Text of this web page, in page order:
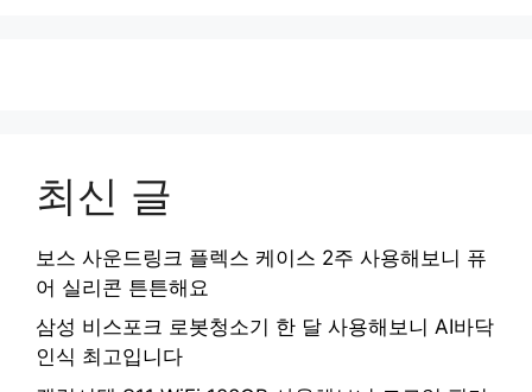
최신 글
보스 사운드링크 플렉스 케이스 2주 사용해보니 퓨
어 실리콘 튼튼해요
삼성 비스포크 로봇청소기 한 달 사용해보니 AI바닥
인식 최고입니다